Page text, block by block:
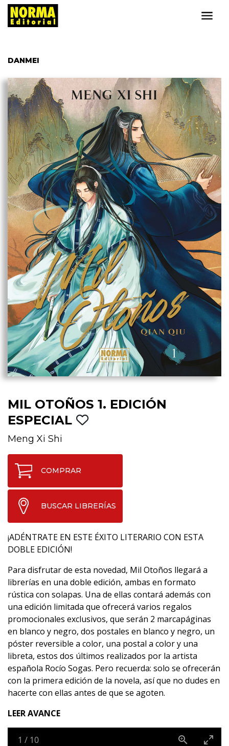
DANMEI
MIL OTOÑOS 1. EDICIÓN
ESPECIAL
Meng Xi Shi
COMPRAR
BUSCAR LIBRERÍAS
¡ADÉNTRATE EN ESTE ÉXITO LITERARIO CON ESTA
DOBLE EDICIÓN!
Para disfrutar de esta novedad, Mil Otoños llegará a
librerías en una doble edición, ambas en formato
rústica con solapas. Una de ellas contará además con
una edición limitada que ofrecerá varios regalos
promocionales exclusivos, que serán 2 marcapáginas
en blanco y negro, dos postales en blanco y negro, un
póster reversible a color, una postal a color y una
libreta, estos dos últimos realizados por la artista
española Rocío Sogas. Pero recuerda: solo se ofrecerán
con la primera edición de la novela, así que no dudes en
hacerte con ellas antes de que se agoten.
LEER AVANCE
1 / 10